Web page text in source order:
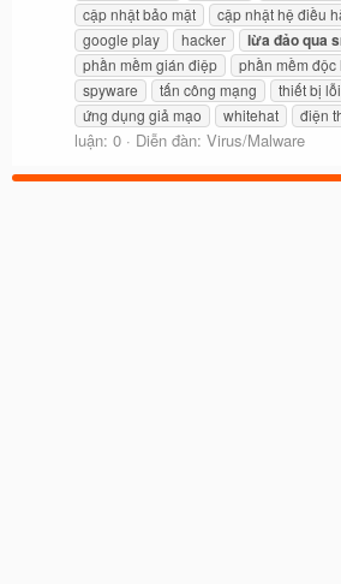
cập nhật bảo mật
cập nhật hệ điều
google play
hacker lừa đảoqua
phần mềm gián điệp
phần mềm độc
spyware
tấn công mạng
thiết bị
ứng dụng giả mạo
whitehat điện
luận: 0
Diễn đàn: Virus/Malware